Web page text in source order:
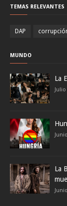
TEMAS RELEVANTES
DAP
MUNDO
La
La